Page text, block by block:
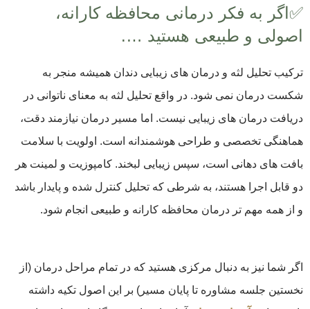
✅اگر به فکر درمانی محافظه کارانه،
اصولی و طبیعی هستید ….
ترکیب تحلیل لثه و درمان‌ های زیبایی دندان همیشه منجر به
شکست درمان نمی شود. در واقع تحلیل لثه به معنای ناتوانی در
دریافت درمان های زیبایی نیست. اما مسیر درمان نیازمند دقت،
هماهنگی تخصصی و طراحی هوشمندانه است. اولویت با سلامت
بافت های دهانی است، سپس زیبایی لبخند. کامپوزیت و لمینت هر
دو قابل اجرا هستند، به شرطی که تحلیل کنترل شده و پایدار باشد
و از همه مهم تر درمان محافظه کارانه و طبیعی انجام شود.
اگر شما نیز به دنبال مرکزی هستید که در تمام مراحل درمان (از
نخستین جلسه مشاوره تا پایان مسیر) بر این اصول تکیه داشته